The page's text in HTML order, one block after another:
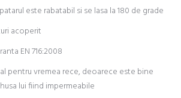
este rabatabil si se lasa la 180 de grade
acoperit
EN 716:2008
vremea rece, deoarece este bine
lui fiind impermeabile